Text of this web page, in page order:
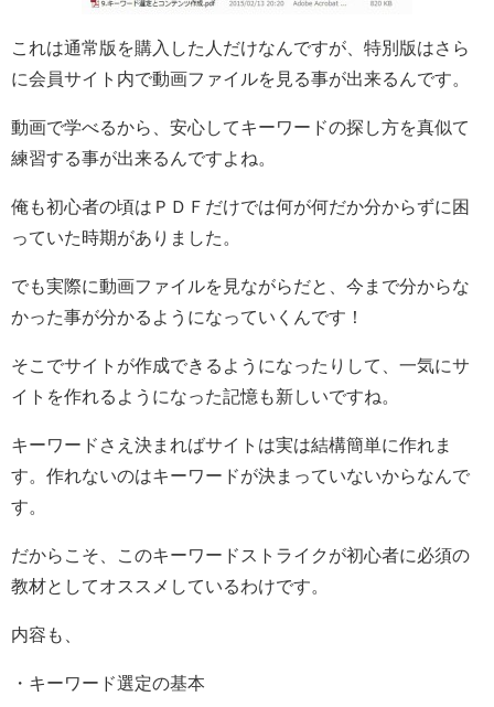
これは通常版を購入した人だけなんですが、特別版はさら
に会員サイト内で動画ファイルを見る事が出来るんです。
動画で学べるから、安心してキーワードの探し方を真似て
練習する事が出来るんですよね。
俺も初心者の頃はＰＤＦだけでは何が何だか分からずに困
っていた時期がありました。
でも実際に動画ファイルを見ながらだと、今まで分からな
かった事が分かるようになっていくんです！
そこでサイトが作成できるようになったりして、一気にサ
イトを作れるようになった記憶も新しいですね。
キーワードさえ決まればサイトは実は結構簡単に作れま
す。作れないのはキーワードが決まっていないからなんで
す。
だからこそ、このキーワードストライクが初心者に必須の
教材としてオススメしているわけです。
内容も、
・キーワード選定の基本